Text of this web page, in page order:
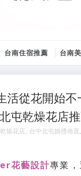
台南住宿推薦 台南
活從花開始不
屯乾燥花店
燥花店, 台中北屯婚禮佈置,
花藝設計專業，